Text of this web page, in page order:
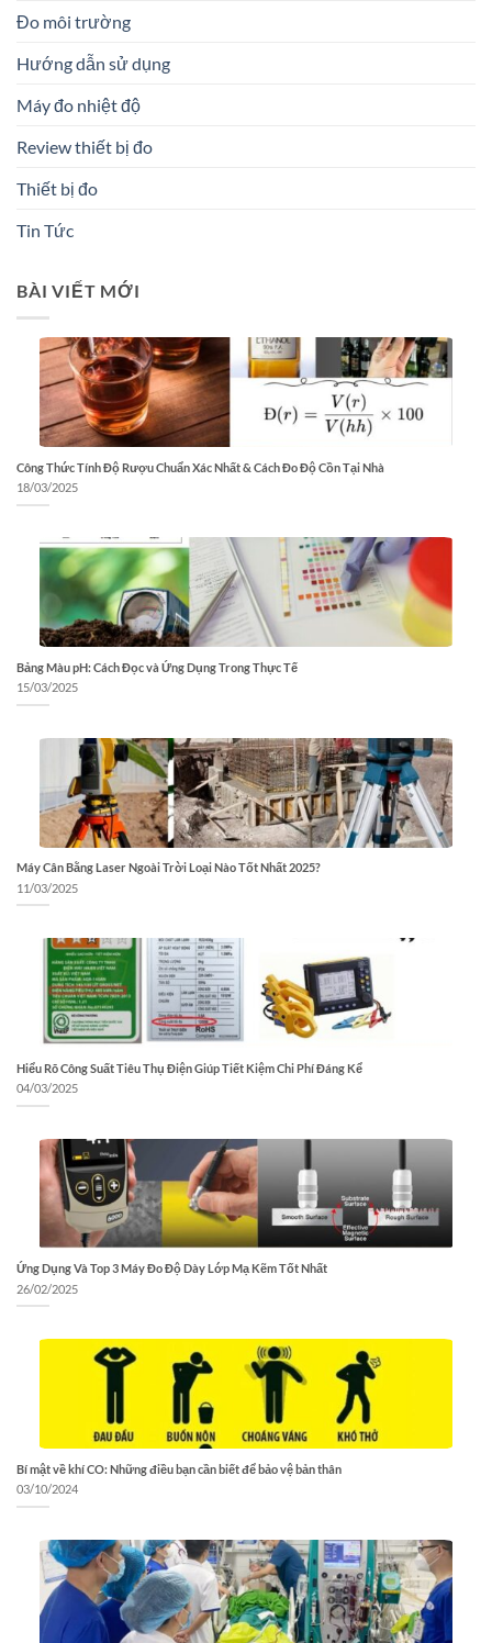
Đo môi trường
Hướng dẫn sử dụng
Máy đo nhiệt độ
Review thiết bị đo
Thiết bị đo
Tin Tức
BÀI VIẾT MỚI
Công Thức Tính Độ Rượu Chuẩn Xác Nhất & Cách Đo Độ Cồn Tại Nhà
18/03/2025
Bảng Màu pH: Cách Đọc và Ứng Dụng Trong Thực Tế
15/03/2025
Máy Cân Bằng Laser Ngoài Trời Loại Nào Tốt Nhất 2025?
11/03/2025
Hiểu Rõ Công Suất Tiêu Thụ Điện Giúp Tiết Kiệm Chi Phí Đáng Kể
04/03/2025
Ứng Dụng Và Top 3 Máy Đo Độ Dày Lớp Mạ Kẽm Tốt Nhất
26/02/2025
Bí mật về khí CO: Những điều bạn cần biết để bảo vệ bản thân
03/10/2024